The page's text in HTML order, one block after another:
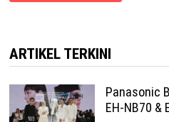
ARTIKEL TERKINI
Panasonic
EH-NB70 &